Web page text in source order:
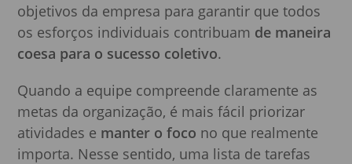
objetivos da empresa para garantir que todos
os esforços individuais contribuam de maneira
coesa para o sucesso coletivo.
Quando a equipe compreende claramente as
metas da organização, é mais fácil priorizar
atividades e manter o foco no que realmente
importa. Nesse sentido, uma lista de tarefas